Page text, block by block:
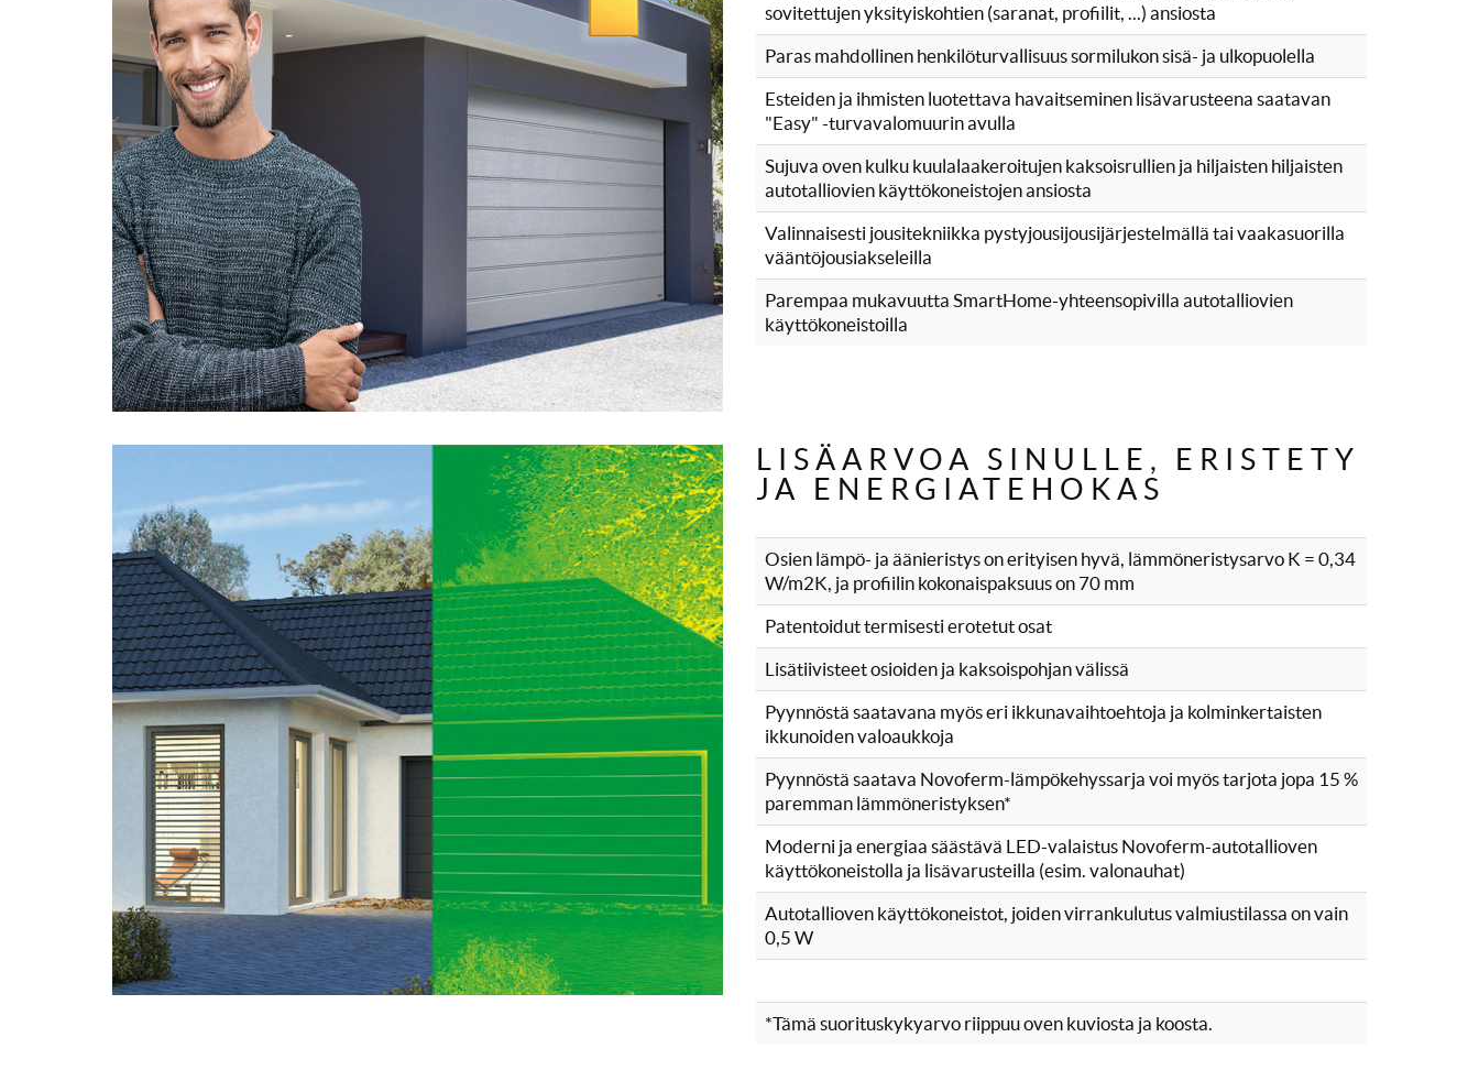
sovitettujen yksityiskohtien (saranat, profiilit, ...) ansiosta
Paras mahdollinen henkilöturvallisuus sormilukon sisä- ja ulkopuolella
Esteiden ja ihmisten luotettava havaitseminen lisävarusteena saatavan
"Easy" -turvavalomuurin avulla
Sujuva oven kulku kuulalaakeroitujen kaksoisrullien ja hiljaisten hiljaisten
autotalliovien käyttökoneistojen ansiosta
Valinnaisesti jousitekniikka pystyjousijousijärjestelmällä tai vaakasuorilla
vääntöjousiakseleilla
Parempaa mukavuutta SmartHome-yhteensopivilla autotalliovien
käyttökoneistoilla
LISÄARVOA SINULLE, ERISTETY
JA ENERGIATEHOKAS
Osien lämpö- ja äänieristys on erityisen hyvä, lämmöneristysarvo K = 0,34
W/m2K, ja profiilin kokonaispaksuus on 70 mm
Patentoidut termisesti erotetut osat
Lisätiivisteet osioiden ja kaksoispohjan välissä
Pyynnöstä saatavana myös eri ikkunavaihtoehtoja ja kolminkertaisten
ikkunoiden valoaukkoja
Pyynnöstä saatava Novoferm-lämpökehyssarja voi myös tarjota jopa 15 %
paremman lämmöneristyksen*
Moderni ja energiaa säästävä LED-valaistus Novoferm-autotallioven
käyttökoneistolla ja lisävarusteilla (esim. valonauhat)
Autotallioven käyttökoneistot, joiden virrankulutus valmiustilassa on vain
0,5 W
*Tämä suorituskykyarvo riippuu oven kuviosta ja koosta.